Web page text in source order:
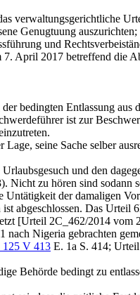
verwaltungsgerichtliche
Genugtuung
und
April 2017 betreffend die
bedingten Entlassung aus
ist zur
seine Sache selber
und den
Nicht zu hören sind sodann
Untätigkeit der damaligen
abgeschlossen. Das
[Urteil 2C_462/2014
Nigeria gebrachten
V 413 E. 1a S. 414;
Behörde bedingt zu